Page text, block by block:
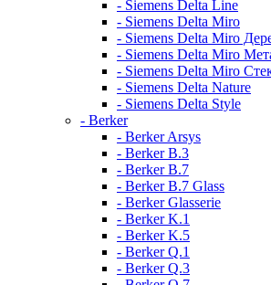
- Siemens Delta Line
- Siemens Delta Miro
- Siemens Delta Miro
- Siemens Delta Miro
- Siemens Delta Miro
- Siemens Delta Nature
- Siemens Delta Style
- Berker
- Berker Arsys
- Berker B.3
- Berker B.7
- Berker B.7 Glass
- Berker Glasserie
- Berker K.1
- Berker K.5
- Berker Q.1
- Berker Q.3